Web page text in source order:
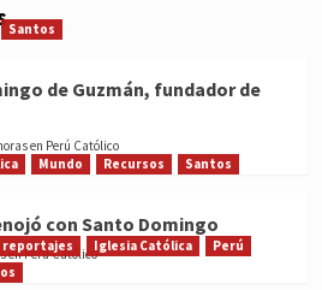
Santos
de Guzmán, fundador de
en Perú Católico
Mundo Recursos Santos
con Santo Domingo
en Perú Católico
reportajes Iglesia Católica
Perú